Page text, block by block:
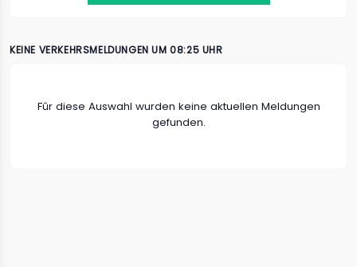
KEINE VERKEHRSMELDUNGEN UM 08:25 UHR
Fûr diese Auswahl wurden keine aktuellen Meldungen
gefunden.